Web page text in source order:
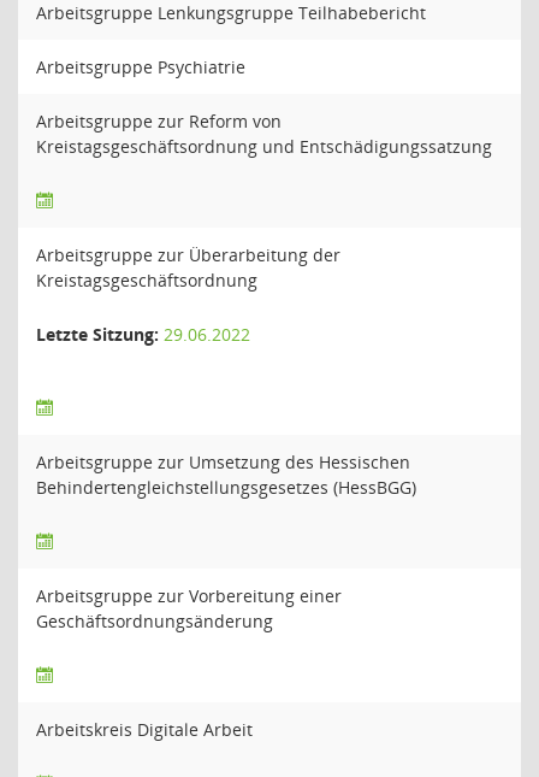
Arbeitsgruppe Lenkungsgruppe Teilhabebericht
Arbeitsgruppe Psychiatrie
Arbeitsgruppe zur Reform von
Kreistagsgeschäftsordnung und Entschädigungssatzung
Arbeitsgruppe zur Überarbeitung der
Kreistagsgeschäftsordnung
Letzte Sitzung: 29.06.2022
Arbeitsgruppe zur Umsetzung des Hessischen
Behindertengleichstellungsgesetzes (HessBGG)
Arbeitsgruppe zur Vorbereitung einer
Geschäftsordnungsänderung
Arbeitskreis Digitale Arbeit